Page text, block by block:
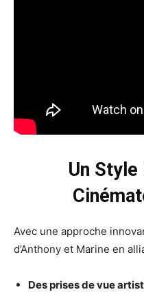
Un
Avec une approche
d’Anthony et Marine en
Des prises de vue